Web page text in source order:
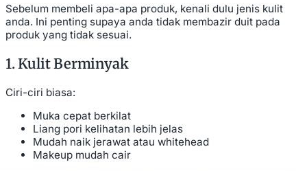
Sebelum membeli apa-apa produk, kenali dulu jenis kulit
anda. Ini penting supaya anda tidak membazir duit pada
produk yang tidak sesuai.
1. Kulit Berminyak
Ciri-ciri biasa:
Muka cepat berkilat
Liang pori kelihatan lebih jelas
Mudah naik jerawat atau whitehead
Makeup mudah cair